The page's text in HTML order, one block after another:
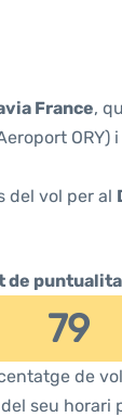
France,
ORY) i
del vol per al
de
79
de
seu horari